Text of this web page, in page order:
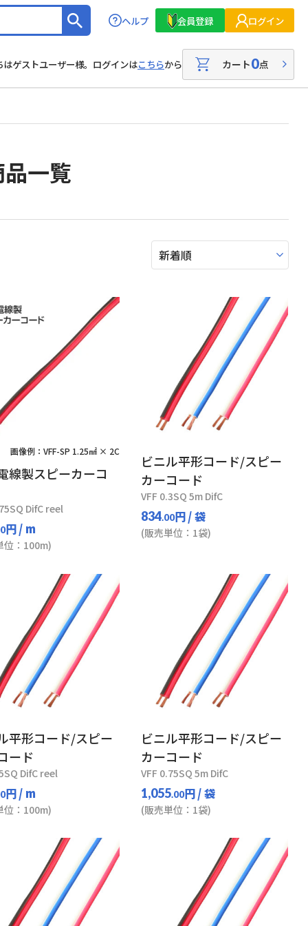
ヘルプ 会員登録 ログイン
はゲストユーザー様。ログインはこちらから カート0点
一覧
画像例：VFF-SP 1.25㎟ × 2C
線製スピーカーコ
DifC reel
円/ m
位：100m)
ビニル平形コード/スピー
カーコード
VFF 0.3SQ 5m DifC
834.00円/ 袋
(販売単位：1袋)
平形コード/スピー
ード
DifC reel
円/ m
位：100m)
ビニル平形コード/スピー
カーコード
VFF 0.75SQ 5m DifC
1,055.00円/ 袋
(販売単位：1袋)